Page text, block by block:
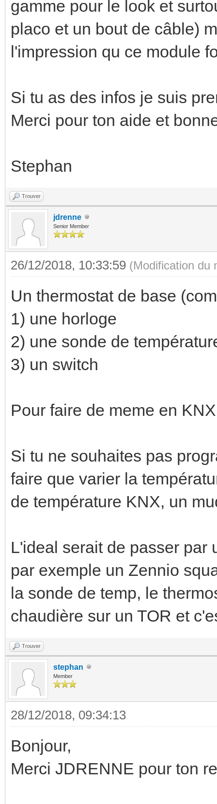
gamme pour le look et
placo et un bout de câble)
l'impression qu ce module
Si tu as des infos je suis
Merci pour ton aide et
Stephan
Trouver
jdrenne
Senior Member
26/12/2018, 10:33:59 (Modification du
Un thermostat de base
1) une horloge
2) une sonde de
3) un switch
Pour faire de meme en
Si tu ne souhaites pas
faire que varier la
de température KNX, un
L'ideal serait de passer par
par exemple un Zennio
la sonde de temp, le
chaudière sur un TOR et
Trouver
stephan
Member
28/12/2018, 09:34:13
Bonjour,
Merci JDRENNE pour ton